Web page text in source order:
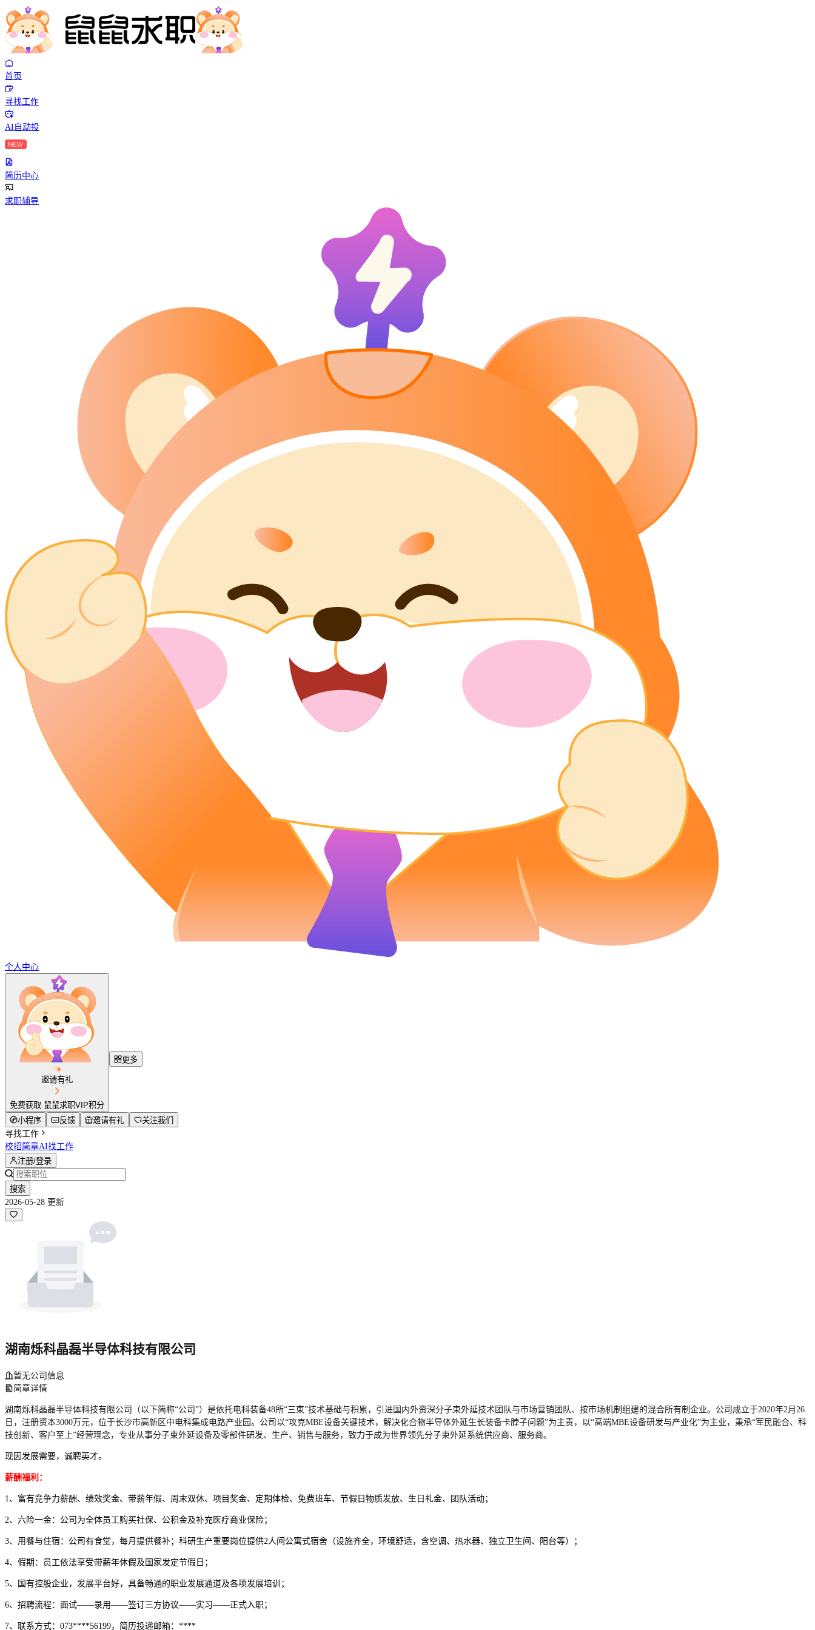
首页
寻找工作
AI自动投
简历中心
求职辅导
个人中心
邀请有礼
免费获取 鼠鼠求职VIP积分
更多
小程序 反馈 邀请有礼
关注我们
寻找工作
校招简章AI找工作
注册/登录
搜索
2026-05-28 更新
湖南烁科晶磊半导体科技有限公司
暂无公司信息
简章详情
湖南烁科晶磊半导体科技有限公司（以下简称“公司”）是依托电科装备48所“三束”技术基础与积累，引进国内外资深分子束外延技术团队与市场营销团队、按市场机制组建的混合所有制企业。公司成立于2020年2月26
日，注册资本3000万元，位于长沙市高新区中电科集成电路产业园。公司以“攻克MBE设备关键技术，解决化合物半导体外延生长装备卡脖子问题”为主责，以“高端MBE设备研发与产业化”为主业，秉承“军民融合、科
技创新、客户至上”经营理念，专业从事分子束外延设备及零部件研发、生产、销售与服务，致力于成为世界领先分子束外延系统供应商、服务商。
现因发展需要，诚聘英才。
薪酬福利：
1、富有竞争力薪酬、绩效奖金、带薪年假、周末双休、项目奖金、定期体检、免费班车、节假日物质发放、生日礼金、团队活动；
2、六险一金：公司为全体员工购买社保、公积金及补充医疗商业保险；
3、用餐与住宿：公司有食堂，每月提供餐补；科研生产重要岗位提供2人间公寓式宿舍（设施齐全，环境舒适，含空调、热水器、独立卫生间、阳台等）；
4、假期：员工依法享受带薪年休假及国家发定节假日；
5、国有控股企业，发展平台好，具备畅通的职业发展通道及各项发展培训；
6、招聘流程：面试——录用——签订三方协议——实习——正式入职；
7、联系方式：073****56199，简历投递邮箱：****